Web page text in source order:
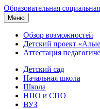
Образовательная
Меню
Обзор возможностей
Детский проект
Аттестация
Детский сад
Начальная школа
Школа
НПО и СПО
ВУЗ